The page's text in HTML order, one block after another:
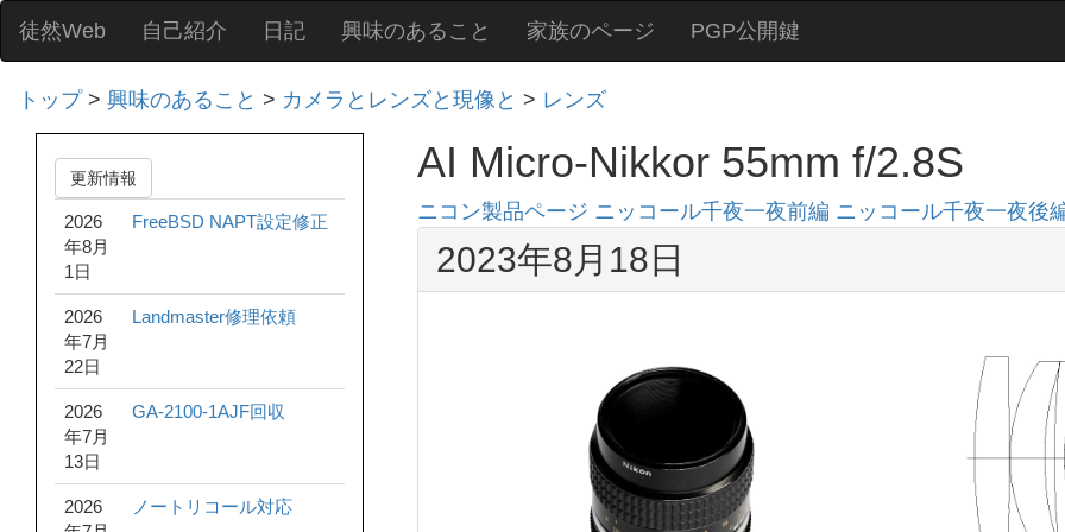
徒然Web 自己紹介 日記 興味のあること 家族のページ PGP公開鍵
トップ> 興味のあること > カメラとレンズと現像と > レンズ
更新情報
2026
年8月
1日
FreeBSD NAPT設定修正
2026
年7月
22日
Landmaster修理依頼
2026
年7月
13日
GA-2100-1AJF回収
2026
ノートリコール対応
AI Micro-Nikkor 55mm f/2.8S
ニコン製品ページ ニッコール千夜一夜前編 ニッコール千夜一夜後
2023年8月18日